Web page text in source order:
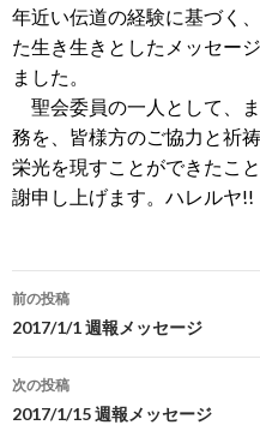
年近い伝道の経験に基づく
た生き生きとしたメッセー
ました。
聖会委員の一人として、
務を、皆様方のご協力と祈
栄光を現すことができたこ
謝申し上げます。ハレルヤ!!
投
稿
ナ
ビ
前の投稿
2017/1/1 週報メッセージ
次の投稿
2017/1/15 週報メッセージ